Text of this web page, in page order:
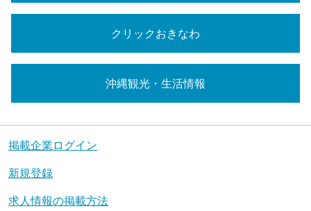
クリックおきなわ
沖縄観光・生活情報
掲載企業ログイン
新規登録
求人情報の掲載方法